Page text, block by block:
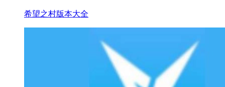
希望之村版本大全